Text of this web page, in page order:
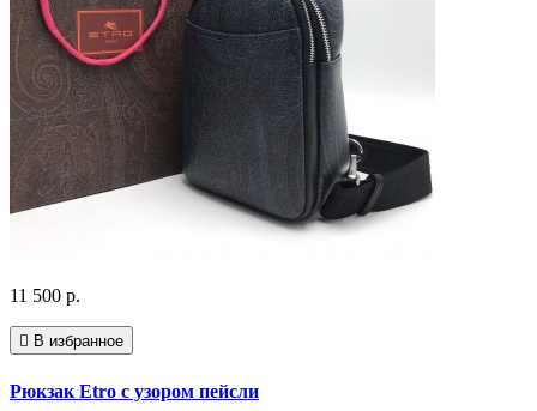
11 500 р.
В избранное
Рюкзак Etro с узором пейсли